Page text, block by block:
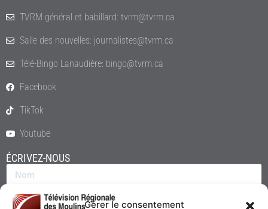
Gérer le consentement
TVRM général et babillard: tvrm@tvrm.ca
Salle des nouvelles: journalistes@tvrm.ca
Télé-Bingo Lanaudière: bingo@tvrm.ca
Facebook
TikTok
Youtube
ÉCRIVEZ-NOUS